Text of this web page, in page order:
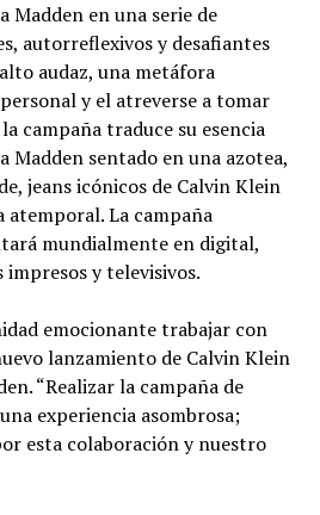
Madden en una serie de
autorreflexivos y desafiantes
audaz, una metáfora
y el atreverse a tomar
campaña traduce su esencia
Madden sentado en una azotea,
jeans icónicos de Calvin Klein
atemporal. La campaña
mundialmente en digital,
impresos y televisivos.
emocionante trabajar con
lanzamiento de Calvin Klein
“Realizar la campaña de
experiencia asombrosa;
esta colaboración y nuestro